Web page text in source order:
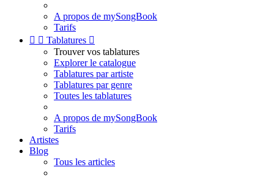
A propos de mySongBook
Tarifs
  Tablatures 
Trouver vos tablatures
Explorer le catalogue
Tablatures par artiste
Tablatures par genre
Toutes les tablatures
A propos de mySongBook
Tarifs
Artistes
Blog
Tous les articles